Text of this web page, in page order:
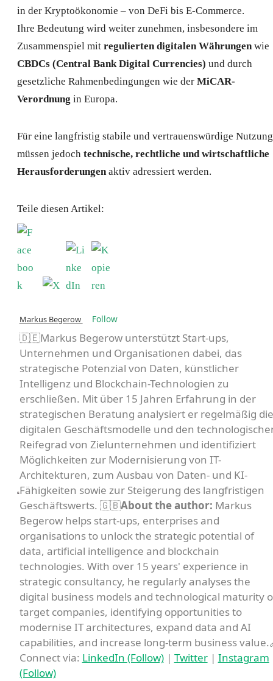
in der Kryptoökonomie – von DeFi bis E-Commerce.
Ihre Bedeutung wird weiter zunehmen, insbesondere im
Zusammenspiel mit regulierten digitalen Währungenwie
CBDCs (Central Bank Digital Currencies) und durch
gesetzliche Rahmenbedingungen wie der MiCAR-
Verordnung in Europa.
Für eine langfristig stabile und vertrauenswürdige Nutzung
müssen jedoch technische, rechtliche und wirtschaftliche
Herausforderungenaktiv adressiert werden.
Teile diesen Artikel:
Markus Begerow Follow
🇩🇪Markus Begerow unterstützt Start-ups,
Unternehmen und Organisationen dabei, das
strategische Potenzial von Daten, künstlicher
Intelligenz und Blockchain-Technologien zu
erschließen. Mit über 15 Jahren Erfahrung in der
strategischen Beratung analysiert er regelmäßig die
digitalen Geschäftsmodelle und den
Reifegrad von Zielunternehmen und identifiziert
Möglichkeiten zur Modernisierung von IT-
Architekturen, zum Ausbau von Daten- und KI-
Fähigkeiten sowie zur Steigerung des langfristigen
Geschäftswerts. 🇬🇧About the author: Markus
Begerow helps start-ups, enterprises and
organisations to unlock the strategic potential of
data, artificial intelligence and blockchain
technologies. With over 15 years' experience in
strategic consultancy, he regularly analyses the
digital business models and technological maturity
target companies, identifying opportunities to
modernise IT architectures, expand data and AI
capabilities, and increase long-term business
Connect via: LinkedIn (Follow)| Twitter| Instagram
(Follow)